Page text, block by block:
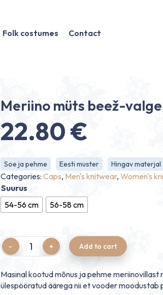
Folk costumes Contact
Meriino müts beež-valge
22.80€
Soe ja pehme Eesti muster Hingav materjal
Categories: Caps, Men's knitwear, Women's
Suurus
54-56 cm
56-58 cm
Quantity Add to cart
Masinal kootud mõnus ja pehme meriinovillast
ülespööratud äärega nii et vooder moodustab